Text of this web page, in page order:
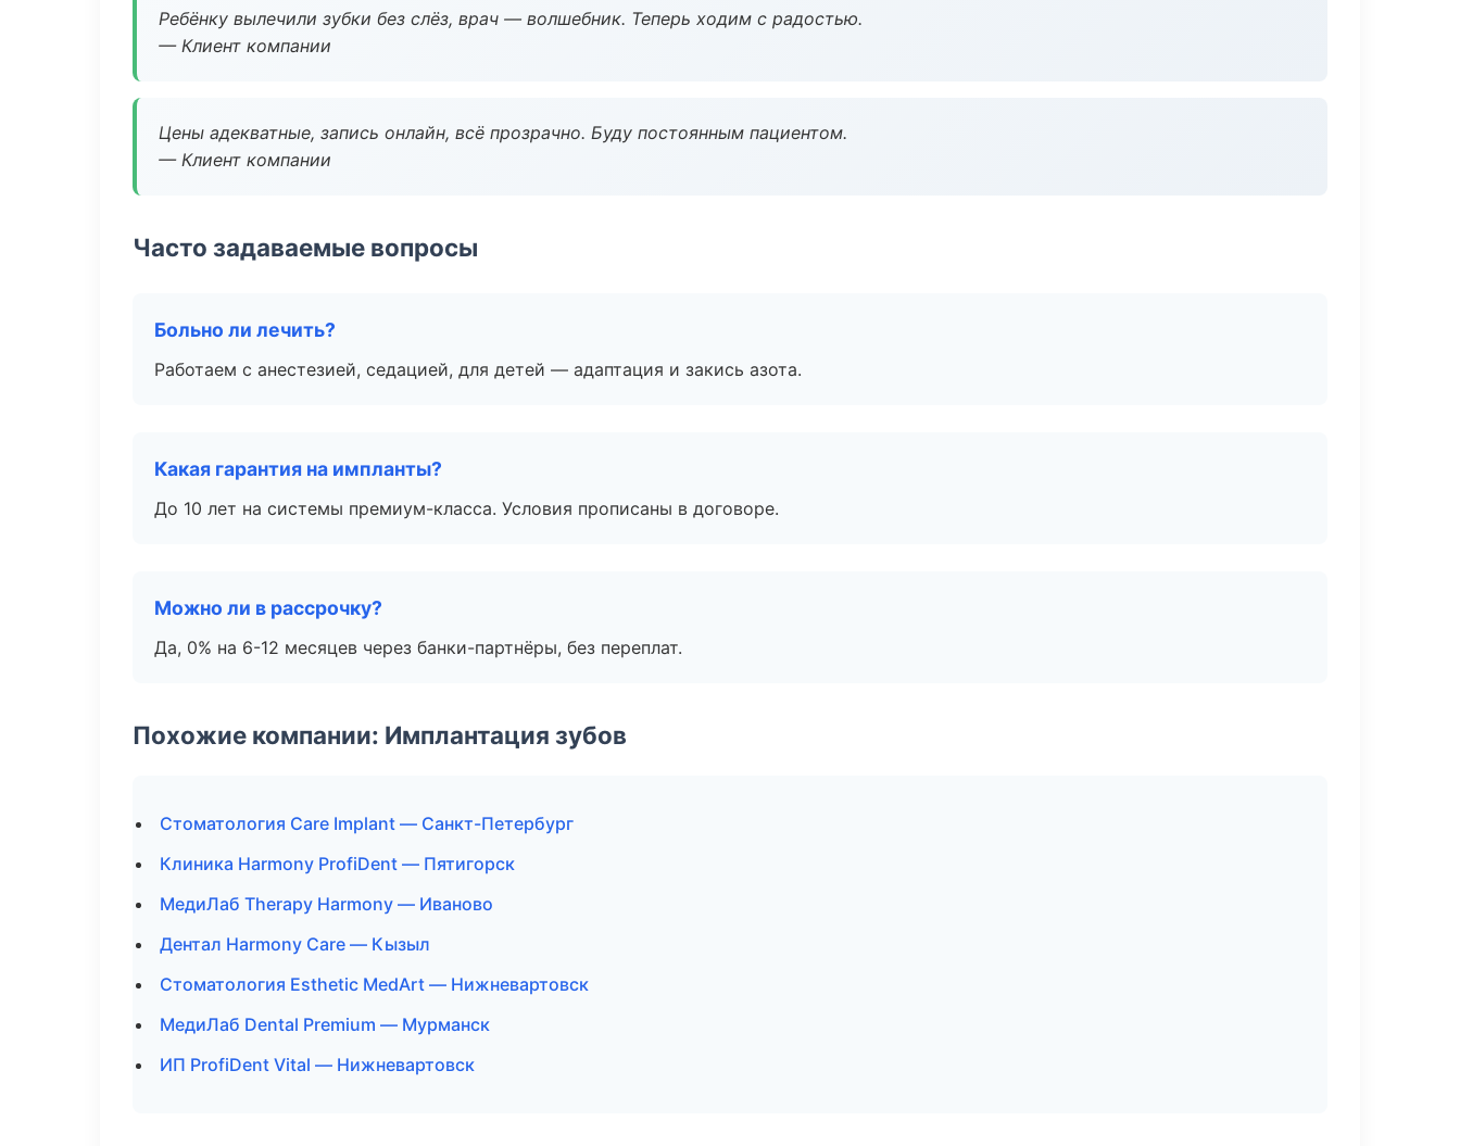
Ребёнку вылечили зубки без слёз, врач — волшебник. Теперь ходим с радостью.
— Клиент компании
Цены адекватные, запись онлайн, всё прозрачно. Буду постоянным пациентом.
— Клиент компании
Часто задаваемые вопросы
Больно ли лечить?
Работаем с анестезией, седацией, для детей — адаптация и закись азота.
Какая гарантия на импланты?
До 10 лет на системы премиум-класса. Условия прописаны в договоре.
Можно ли в рассрочку?
Да, 0% на 6-12 месяцев через банки-партнёры, без переплат.
Похожие компании: Имплантация зубов
Стоматология Care Implant — Санкт-Петербург
Клиника Harmony ProfiDent — Пятигорск
МедиЛаб Therapy Harmony — Иваново
Дентал Harmony Care — Кызыл
Стоматология Esthetic MedArt — Нижневартовск
МедиЛаб Dental Premium — Мурманск
ИП ProfiDent Vital — Нижневартовск